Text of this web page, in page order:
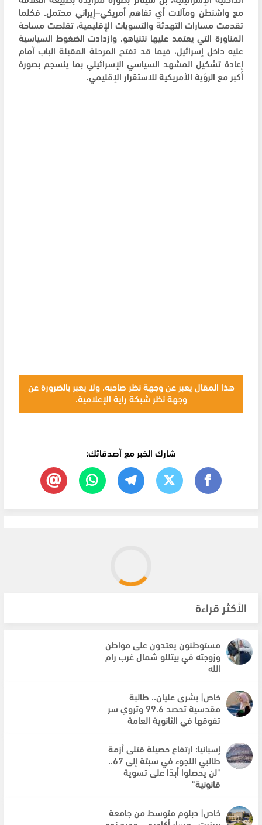
مع واشنطن ومآلات أي تفاهم أمريكي–إيراني محتمل. فكلما
تقدمت مسارات التهدئة والتسويات الإقليمية، تقلصت مساحة
المناورة التي يعتمد عليها نتنياهو، وازدادت الضغوط السياسية
عليه داخل إسرائيل، فيما قد تفتح المرحلة المقبلة الباب أمام
إعادة تشكيل المشهد السياسي الإسرائيلي بما ينسجم بصورة
أكبر مع الرؤية الأمريكية للاستقرار الإقليمي.
هذا المقال يعبر عن وجهة نظر صاحبه، ولا يعبر بالضرورة عن
وجهة نظر شبكة راية الإعلامية.
شارك الخبر مع أصدقائك:
الأكثر قراءة
مستوطنون يعتدون على مواطن
وزوجته في بيتللو شمال غرب رام
الله
خاص| بشرى عليان.. طالبة
مقدسية تحصد 99.6 وتروي سر
تفوقها في الثانوية العامة
إسبانيا: ارتفاع حصيلة قتلى أزمة
طالبي اللجوء في سبتة إلى 67..
"لن يحصلوا أبدًا على تسوية
قانونية"
خاص| دبلوم متوسط من جامعة